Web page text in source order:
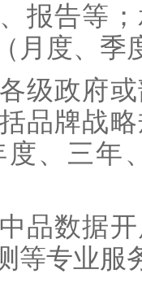
报告等
月度、季
级政府
品牌战
、三年
品数据
等专业服